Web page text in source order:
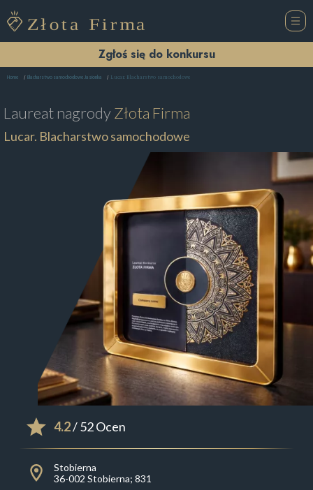
Zgłoś się do konkursu
Home Blacharstwo samochodowe Jasionka Lucar. Blacharstwo samochodowe
Laureat nagrodyZłota Firma
Lucar. Blacharstwo samochodowe
4.2/ 52 Ocen
Stobierna
36-002 Stobierna; 831